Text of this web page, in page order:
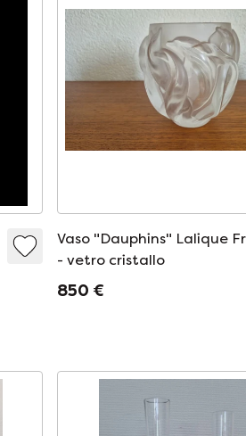
Vaso "Dauphins" Lalique
- vetro cristallo
850 €